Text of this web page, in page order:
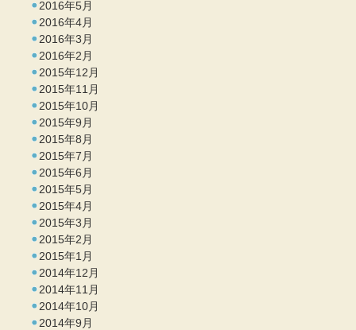
2016年5月
2016年4月
2016年3月
2016年2月
2015年12月
2015年11月
2015年10月
2015年9月
2015年8月
2015年7月
2015年6月
2015年5月
2015年4月
2015年3月
2015年2月
2015年1月
2014年12月
2014年11月
2014年10月
2014年9月